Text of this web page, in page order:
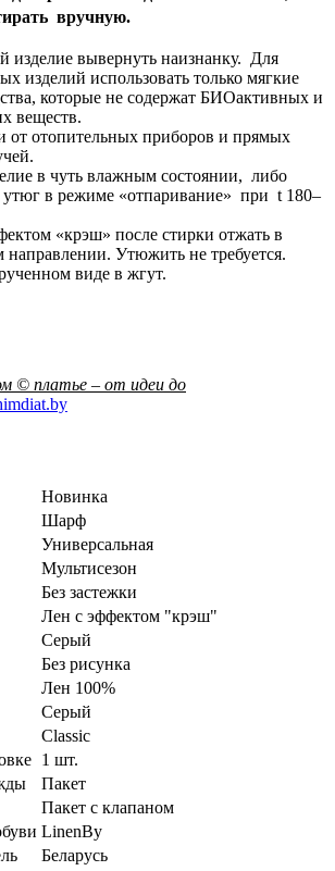
вручную.
изделие вывернуть наизнанку. Для
изделий использовать только мягкие
которые не содержат БИОактивных и
веществ.
от отопительных приборов и прямых
в чуть влажным состоянии, либо
утюг в режиме «отпаривание» при t 180–
«крэш» после стирки отжать в
направлении. Утюжить не требуется.
виде в жгут.
© платье – от идеи до
Новинка
Шарф
Универсальная
Мультисезон
Без застежки
Лен с эффектом "крэш"
Серый
Без рисунка
Лен 100%
Серый
Classic
1 шт.
Пакет
Пакет с клапаном
LinenBy
Беларусь